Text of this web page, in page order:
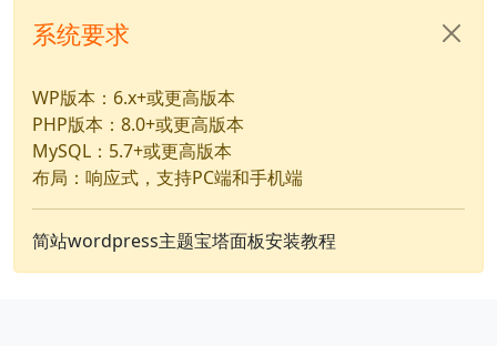
系统要求
WP版本：6.x+或更高版本
PHP版本：8.0+或更高版本
MySQL：5.7+或更高版本
布局：响应式，支持PC端和手机端
简站wordpress主题宝塔面板安装教程